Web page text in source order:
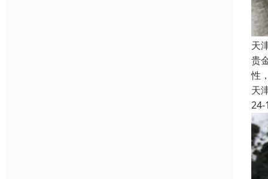
天
贵
性
天
24-